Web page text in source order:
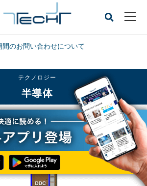
間のお問い合わせについて
CLOSE
テクノロジー
半導体
半導体
積・低消費電力RFトランシーバ技術を開発